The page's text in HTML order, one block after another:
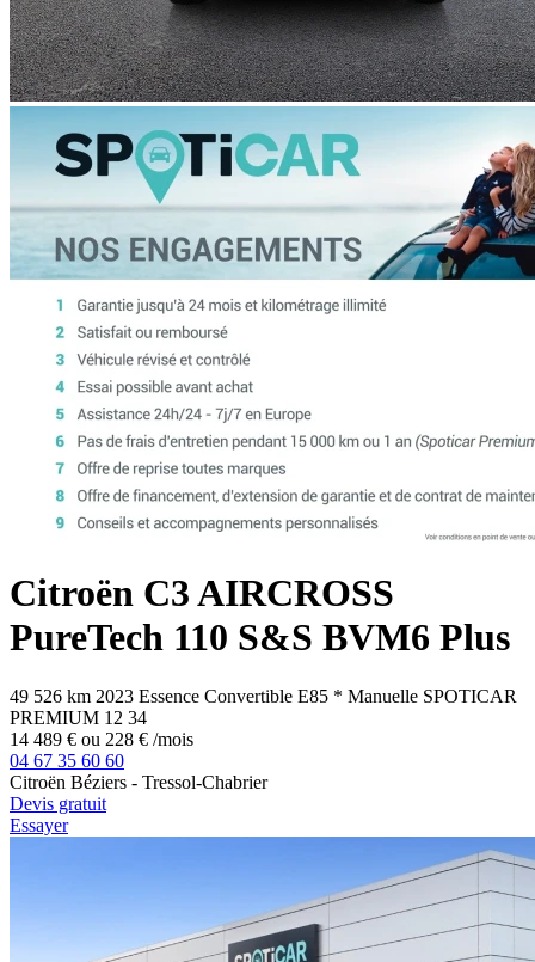
Citroën C3 AIRCROSS
PureTech 110 S&S BVM6 Plus
49 526 km 2023 Essence Convertible E85 * Manuelle SPOTICAR
PREMIUM 12 34
14 489 € ou 228 € /mois
04 67 35 60 60
Citroën Béziers - Tressol-Chabrier
Devis gratuit
Essayer